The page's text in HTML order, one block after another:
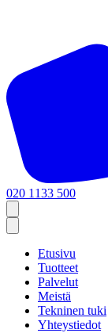
020 1133 500
Etusivu
Tuotteet
Palvelut
Meistä
Tekninen tuki
Yhteystiedot